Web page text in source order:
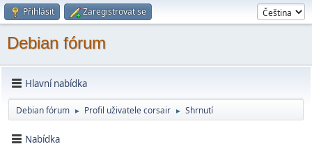
Přihlásit Zaregistrovat se
Debian fórum
Hlavní nabídka
Debian fórum ► Profil uživatele corsair ► Shrnutí
Nabídka